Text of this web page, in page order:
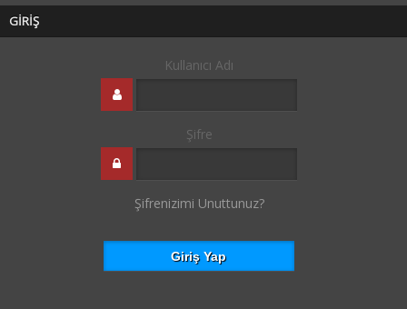
GİRİŞ
Kullanıcı Adı
Şifre
Şifrenizimi Unuttunuz?